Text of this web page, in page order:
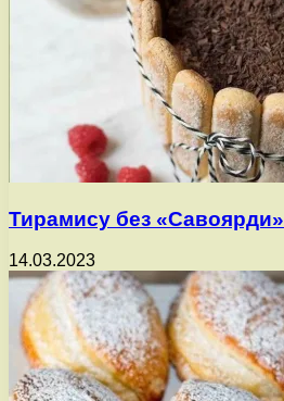
Тирамису без «Савоярди»
14.03.2023